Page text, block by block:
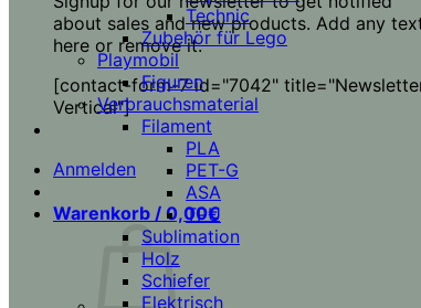
about sales and new products. Add any
here or remove it.
[contact-form-7 id="7042"
Vertical"]
Anmelden
Warenkorb / 0,00€
Technic
Zubehör für Lego
Playmobil
Figuren
Verbrauchsmaterial
Filament
PLA
PET-G
ASA
TPU
Sublimation
Holz
Schiefer
Elektrisch